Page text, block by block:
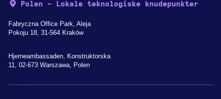
Polen - Lokale teknologiske knudepunkter
Fabryczna Office Park, Aleja
Pokoju 18, 31-564 Kraków
Hjerneambassaden, Konstruktorska
11, 02-673 Warszawa, Polen